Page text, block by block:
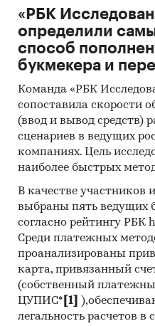
сапоги женские
натуральной кожи в
округов
Динамика цены в
федеральным
Темпы прироста
аналогичному
по федеральным
Динамика средней
2025 в разрезе
Динамика цены по
разрезе
Темпы прироста за
разрезе
3. Данные по
каждого
«РБК
определили
способ
букмекера и
Команда «РБК
сопоставила скорости
(ввод и вывод средств)
сценариев в ведущих
компаниях. Цель
наиболее быстрых
В качестве участников
выбраны пять ведущих
согласно рейтингу
Среди платежных
проанализированы
карта, привязанный
(собственный
ЦУПИС* [1]
легальность расчетов в